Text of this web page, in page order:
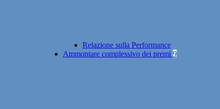
Relazione sulla Performance
Ammontare complessivo dei premi 9